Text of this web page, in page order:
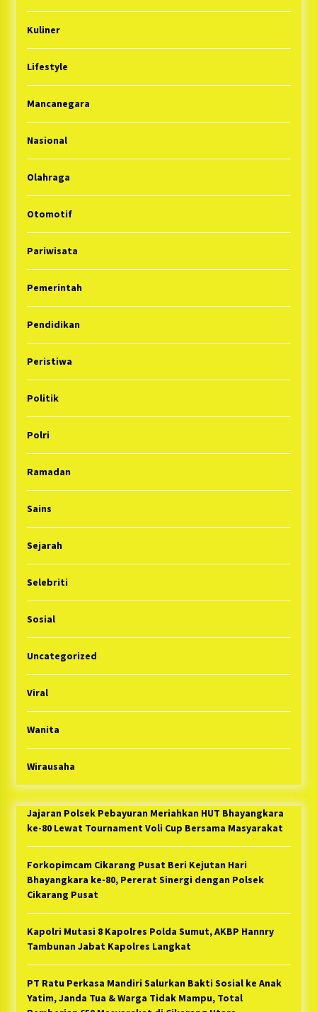
Kuliner
Lifestyle
Mancanegara
Nasional
Olahraga
Otomotif
Pariwisata
Pemerintah
Pendidikan
Peristiwa
Politik
Polri
Ramadan
Sains
Sejarah
Selebriti
Sosial
Uncategorized
Viral
Wanita
Wirausaha
Jajaran Polsek Pebayuran Meriahkan HUT Bhayangkara
ke-80 Lewat Tournament Voli Cup Bersama Masyarakat
Forkopimcam Cikarang Pusat Beri Kejutan Hari
Bhayangkara ke-80, Pererat Sinergi dengan Polsek
Cikarang Pusat
Kapolri Mutasi 8 Kapolres Polda Sumut, AKBP Hannry
Tambunan Jabat Kapolres Langkat
PT Ratu Perkasa Mandiri Salurkan Bakti Sosial ke Anak
Yatim, Janda Tua & Warga Tidak Mampu, Total